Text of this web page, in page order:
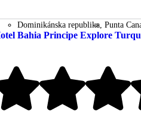
Dominikánska republika Punta
Bahia Principe Explore